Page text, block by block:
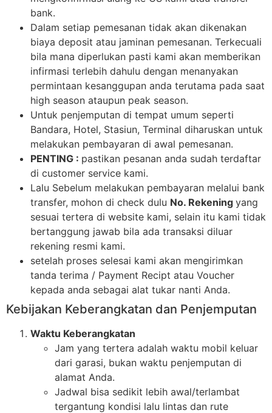
bank.
Dalam setiap pemesanan tidak akan dikenakan
biaya deposit atau jaminan pemesanan. Terkecuali
bila mana diperlukan pasti kami akan memberikan
infirmasi terlebih dahulu dengan menanyakan
permintaan kesanggupan anda terutama pada saat
high season ataupun peak season.
Untuk penjemputan di tempat umum seperti
Bandara, Hotel, Stasiun, Terminal diharuskan untuk
melakukan pembayaran di awal pemesanan.
PENTING : pastikan pesanan anda sudah terdaftar
di customer service kami.
Lalu Sebelum melakukan pembayaran melalui bank
transfer, mohon di check dulu No. Rekening yang
sesuai tertera di website kami, selain itu kami tidak
bertanggung jawab bila ada transaksi diluar
rekening resmi kami.
setelah proses selesai kami akan mengirimkan
tanda terima / Payment Recipt atau Voucher
kepada anda sebagai alat tukar nanti Anda.
Kebijakan Keberangkatan dan Penjemputan
Waktu Keberangkatan
Jam yang tertera adalah waktu mobil keluar
dari garasi, bukan waktu penjemputan di
alamat Anda.
Jadwal bisa sedikit lebih awal/terlambat
tergantung kondisi lalu lintas dan rute